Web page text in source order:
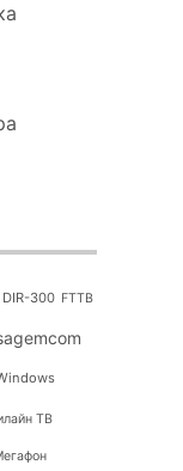
DIR-300 FTTB
ТВ